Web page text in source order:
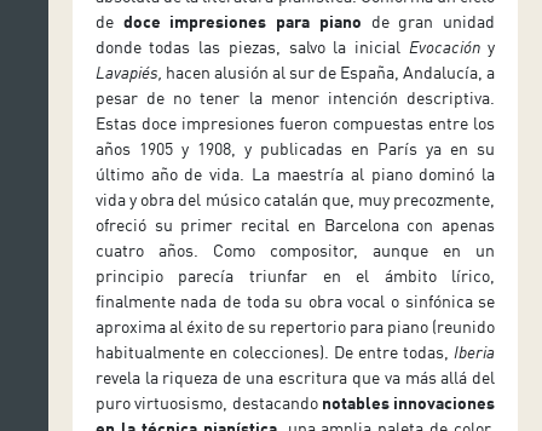
de doce impresiones para piano de gran unidad
donde todas las piezas, salvo la inicial Evocacióny
Lavapiés, hacen alusión al sur de España, Andalucía, a
pesar de no tener la menor intención descriptiva.
Estas doce impresiones fueron compuestas entre los
años 1905 y 1908, y publicadas en París ya en su
último año de vida. La maestría al piano dominó la
vida y obra del músico catalán que, muy precozmente,
ofreció su primer recital en Barcelona con apenas
cuatro años. Como compositor, aunque en un
principio parecía triunfar en el ámbito lírico,
finalmente nada de toda su obra vocal o sinfónica se
aproxima al éxito de su repertorio para piano (reunido
habitualmente en colecciones). De entre todas, Iberia
revela la riqueza de una escritura que va más allá del
puro virtuosismo, destacandonotables innovaciones